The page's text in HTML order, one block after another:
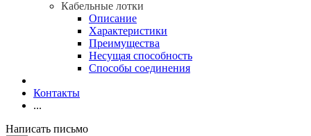
Кабельные лотки
Описание
Характеристики
Преимущества
Несущая способность
Способы соединения
Контакты
...
Написать письмо